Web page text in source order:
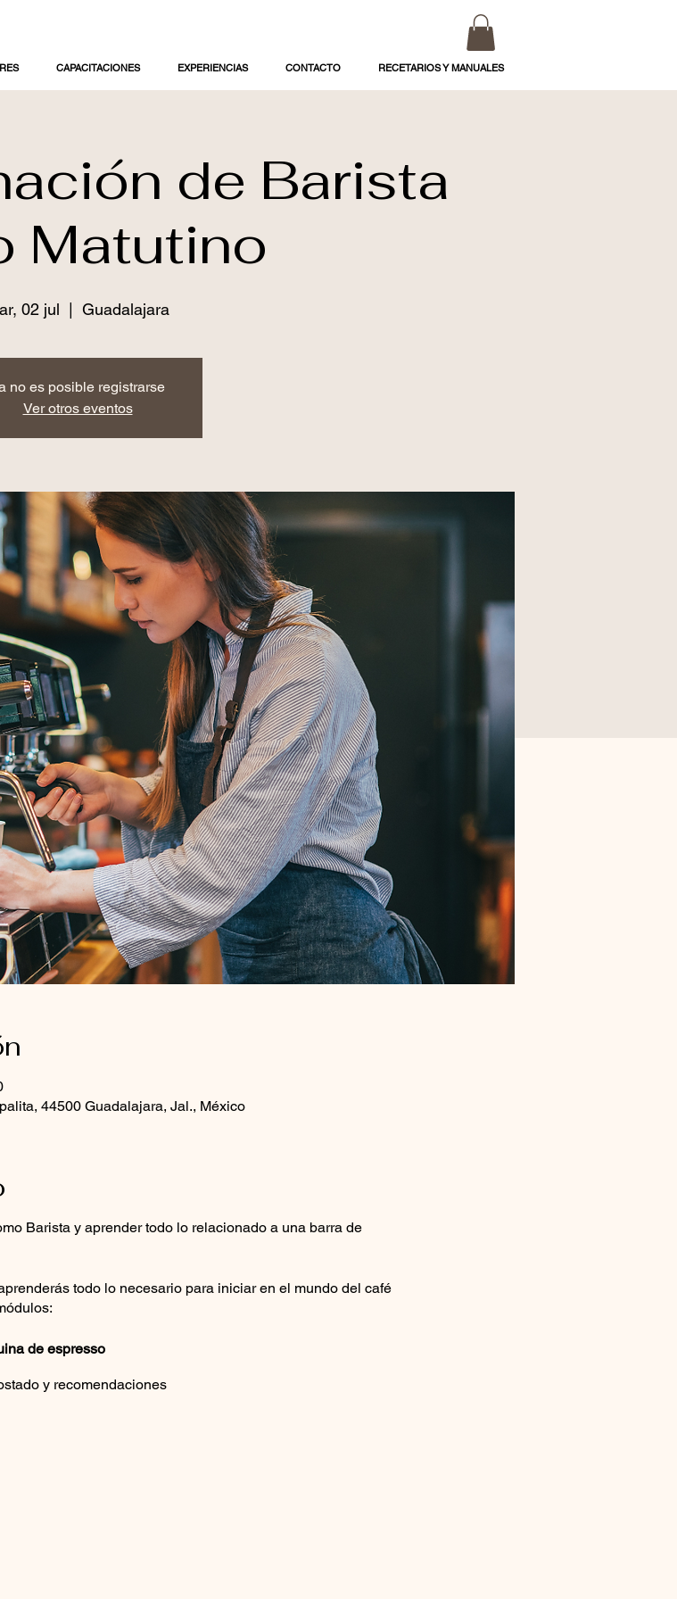
CAPACITACIONES EXPERIENCIAS CONTACTO RECETARIOS Y MANUALES
de Barista
Matutino
02 jul
  |
Guadalajara
no es posible registrarse
Ver otros eventos
44500 Guadalajara, Jal., México
Barista y aprender todo lo relacionado a una barra de
todo lo necesario para iniciar en el mundo del café
de espresso
y recomendaciones